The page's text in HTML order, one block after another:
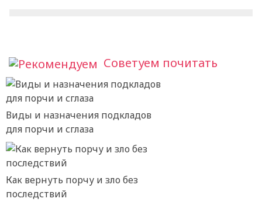
Советуем почитать
Виды и назначения подкладов
для порчи и сглаза
Как вернуть порчу и зло без
последствий